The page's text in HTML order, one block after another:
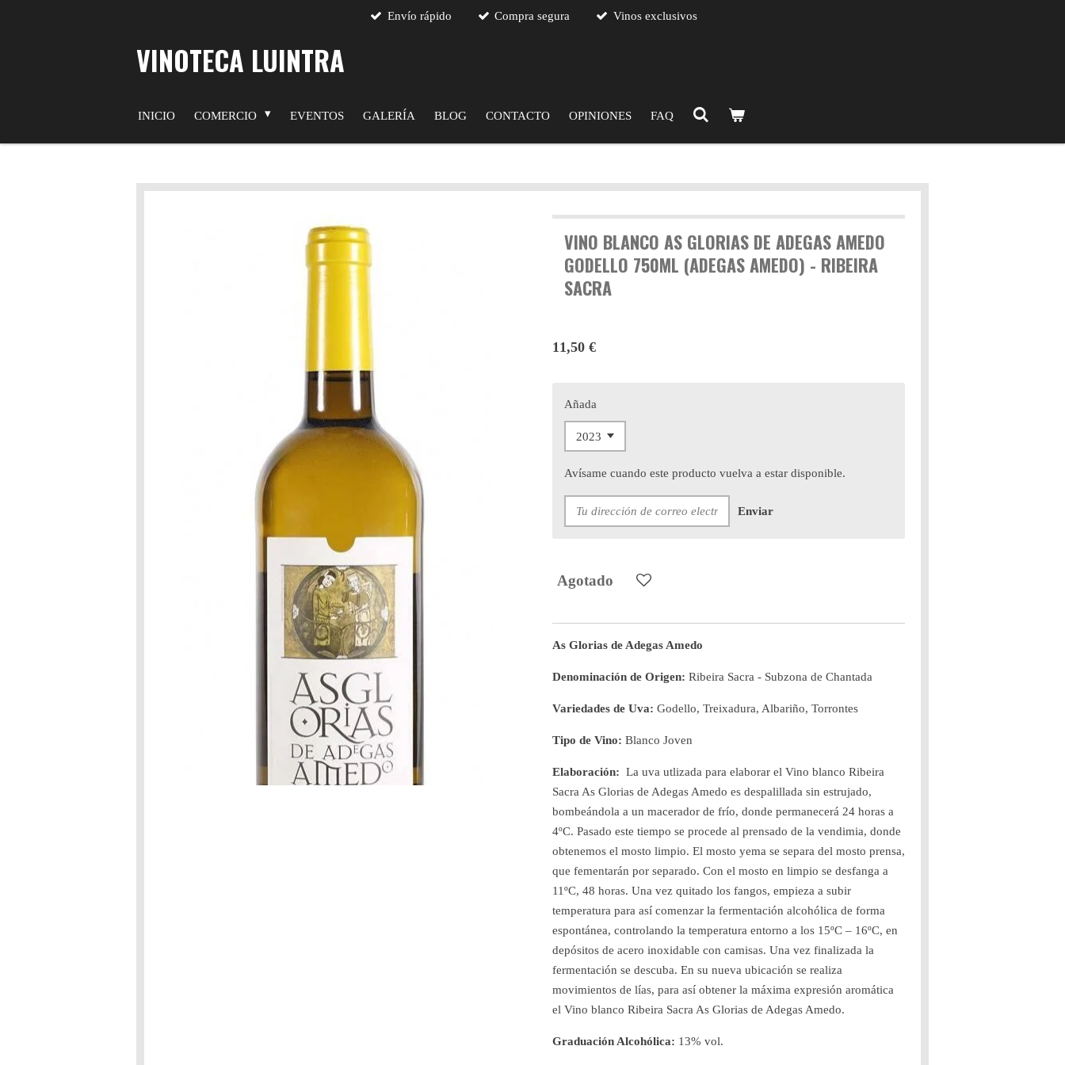
Envío rápido Compra segura Vinos exclusivos
VINOTECA LUINTRA
INICIO COMERCIO EVENTOS GALERÍA BLOG CONTACTO OPINIONES FAQ
VINO BLANCO AS GLORIAS DE ADEGAS AMEDO
GODELLO 750ML (ADEGAS AMEDO) - RIBEIRA
SACRA
11,50 €
Añada
Avísame cuando este producto vuelva a estar disponible.
Enviar
Agotado
As Glorias de Adegas Amedo
Denominación de Origen: Ribeira Sacra - Subzona de Chantada
Variedades de Uva: Godello, Treixadura, Albariño, Torrontes
Tipo de Vino: Blanco Joven
Elaboración: La uva utlizada para elaborar el Vino blanco Ribeira
Sacra As Glorias de Adegas Amedo es despalillada sin estrujado,
bombeándola a un macerador de frío, donde permanecerá 24 horas a
4ºC. Pasado este tiempo se procede al prensado de la vendimia, donde
obtenemos el mosto limpio. El mosto yema se separa del mosto prensa,
que fementarán por separado. Con el mosto en limpio se desfanga a
11ºC, 48 horas. Una vez quitado los fangos, empieza a subir
temperatura para así comenzar la fermentación alcohólica de forma
espontánea, controlando la temperatura entorno a los 15ºC – 16ºC, en
depósitos de acero inoxidable con camisas. Una vez finalizada la
fermentación se descuba. En su nueva ubicación se realiza
movimientos de lías, para así obtener la máxima expresión aromática
el Vino blanco Ribeira Sacra As Glorias de Adegas Amedo.
Graduación Alcohólica: 13% vol.